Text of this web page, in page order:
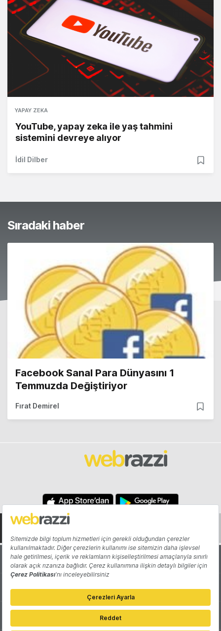
YAPAY ZEKA
YouTube, yapay zeka ile yaş tahmini
sistemini devreye alıyor
İdil Dilber
Sıradaki haber
Facebook Sanal Para Dünyasını 1
Temmuzda Değiştiriyor
Fırat Demirel
Hakkında Yazarlar
Katkıda Bulun Reklam